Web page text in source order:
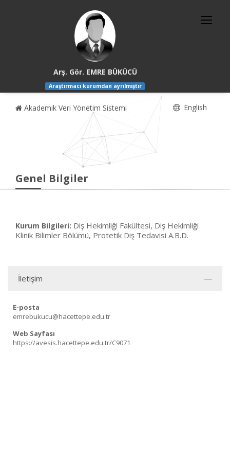
Arş. Gör. EMRE BÜKÜCÜ
Araştırmacı kurumdan ayrılmıştır
Akademik Veri Yönetim Sistemi English
Genel Bilgiler
Kurum Bilgileri: Diş Hekimliği Fakültesi, Diş Hekimliği
Klinik Bilimler Bölümü, Protetik Diş Tedavisi A.B.D.
İletişim
E-posta
emrebukucu@hacettepe.edu.tr
Web Sayfası
https://avesis.hacettepe.edu.tr/C9071